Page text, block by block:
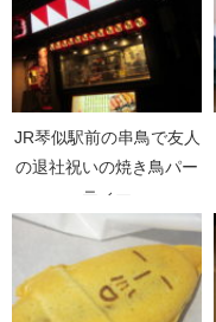
JR琴似駅前の串鳥で友人
の退社祝いの焼き鳥パー
ティー